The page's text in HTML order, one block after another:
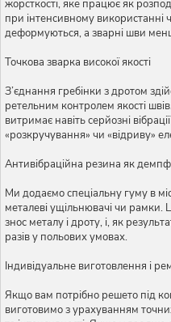
жорсткості, яке працює як
при інтенсивному
деформуються, а зварні шви
Точкова зварка високої якості
З’єднання гребінки з дротом
ретельним контролем якості
витримає навіть серйозні
«розкручування» чи «відриву»
Антивібраційна резина як
Ми додаємо спеціальну гуму в
металеві ущільнювачі чи
знос металу і дроту, і, як
разів у польових умовах.
Індивідуальне виготовлення і
Якщо вам потрібно решето під
виготовимо з урахуванням